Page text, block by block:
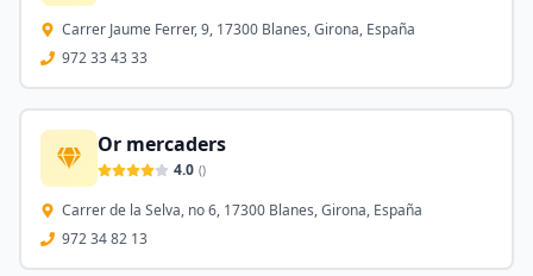
Carrer Jaume Ferrer, 9, 17300 Blanes, Girona, España
972 33 43 33
Or mercaders
4.0 ()
Carrer de la Selva, no 6, 17300 Blanes, Girona, España
972 34 82 13